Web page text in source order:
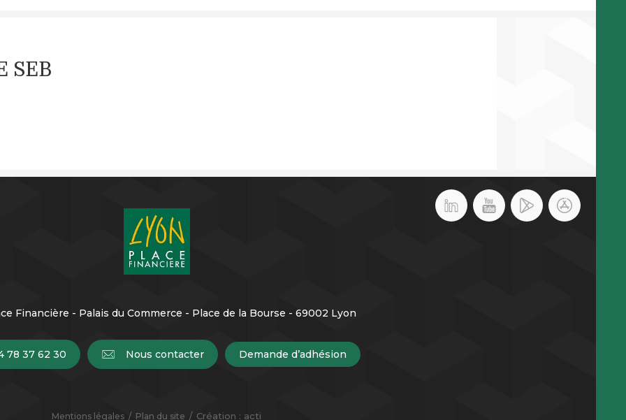
SEB
Financière - Palais du Commerce - Place de la Bourse - 69002 Lyon
78 37 62 30 Nous contacter Demande d’adhésion
Mentions légales Plan du site Création : acti